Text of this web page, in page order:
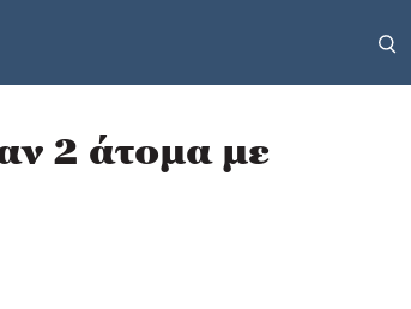
2 άτομα με